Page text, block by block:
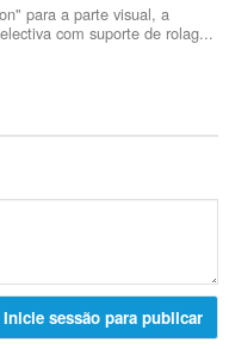
para a parte visual, a
com suporte de rolag...
Inicie sessão para publicar